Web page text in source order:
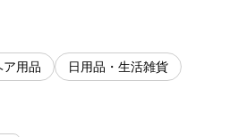
ア用品 日用品・生活雑貨